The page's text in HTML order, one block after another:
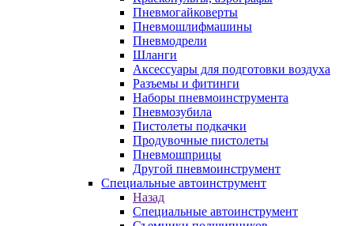
Пневмогайковерты
Пневмошлифмашины
Пневмодрели
Шланги
Аксессуары для подготовки воздуха
Разъемы и фитинги
Наборы пневмоинструмента
Пневмозубила
Пистолеты подкачки
Продувочные пистолеты
Пневмошприцы
Другой пневмоинструмент
Специальные автоинструмент
Назад
Специальные автоинструмент